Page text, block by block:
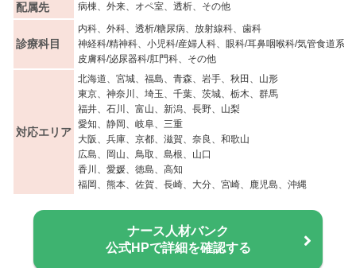
配属先 病棟、外来、オペ室、透析、その他
診療科目
内科、外科、透析/糖尿病、放射線科、歯科
神経科/精神科、小児科/産婦人科、眼科/耳鼻咽喉科/気管食道系
皮膚科/泌尿器科/肛門科、その他
対応エリア
北海道、宮城、福島、青森、岩手、秋田、山形
東京、神奈川、埼玉、千葉、茨城、栃木、群馬
福井、石川、富山、新潟、長野、山梨
愛知、静岡、岐阜、三重
大阪、兵庫、京都、滋賀、奈良、和歌山
広島、岡山、鳥取、島根、山口
香川、愛媛、徳島、高知
福岡、熊本、佐賀、長崎、大分、宮崎、鹿児島、沖縄
ナース人材バンク
公式HPで詳細を確認する